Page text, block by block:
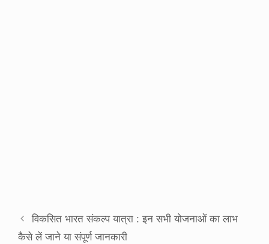
विकसित भारत संकल्प यात्रा : इन सभी योजनाओं का लाभ
कैसे लें जाने या संपूर्ण जानकारी